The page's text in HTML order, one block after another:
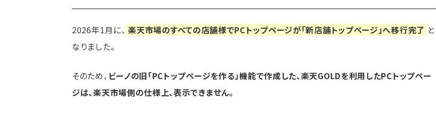
2026年1月に、 楽天市場のすべての店舗様でPCトップページが「新店舗トップページ」へ移行完了 と
なりました。
そのため、 ビーノの旧「PCトップページを作る」機能で作成した、楽天GOLDを利用したPCトップペー
ジは、楽天市場側の仕様上、表示できません。